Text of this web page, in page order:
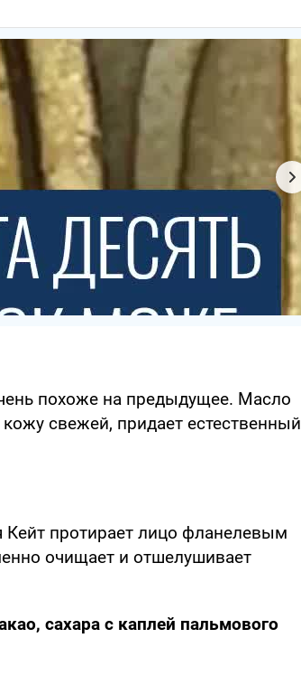
похоже на предыдущее. Масло
свежей, придает естественный
протирает лицо фланелевым
очищает и отшелушивает
сахара с каплей пальмового